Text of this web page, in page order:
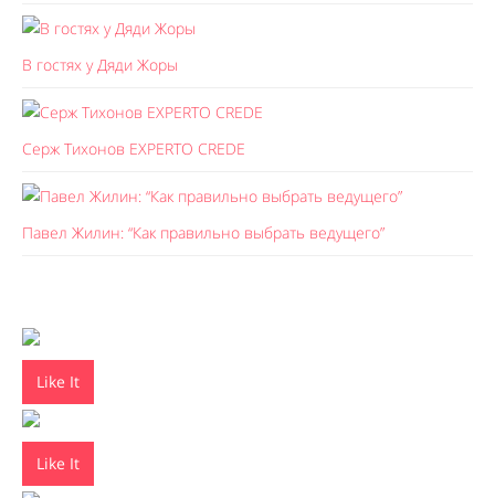
В гостях у Дяди Жоры
Серж Тихонов EXPERTO CREDE
Павел Жилин: “Как правильно выбрать ведущего”
Like It
Like It